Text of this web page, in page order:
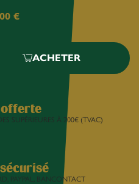
€
ACHETER
SUPÉRIEURES À 200€ (TVAC)
PAYPAL, BANCONTACT